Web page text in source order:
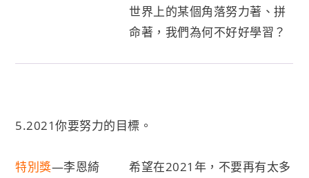
世界上的某個角落努力著、拼
命著，我們為何不好好學習？
5.2021你要努力的目標。
特別獎—李恩綺
希望在2021年，不要再有太多